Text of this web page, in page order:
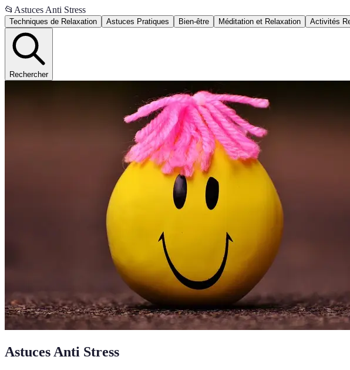
📂 Astuces Anti Stress
Techniques de Relaxation Astuces Pratiques Bien-être Méditation et Relaxation Activités
Rechercher
Astuces Anti Stress